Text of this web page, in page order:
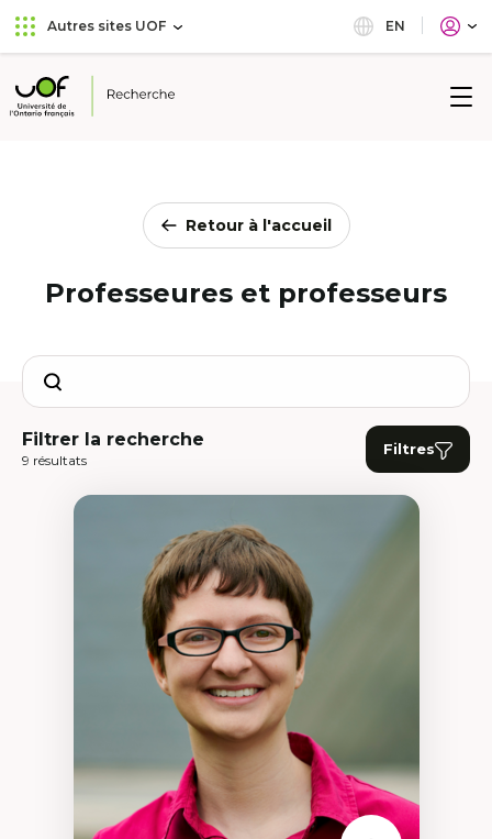
Aller
au
principal
Passer
au
Autres sites UOF EN
Université
Retour à l'accueil
Professeures et professeurs
Search
Filtrer la recherche
9 résultats
Filtres